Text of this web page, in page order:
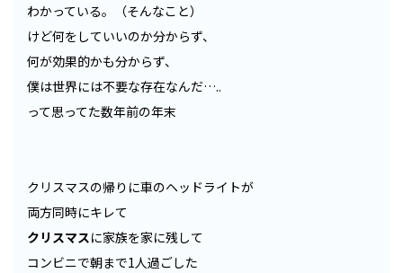
わかっている。（そんなこと）
けど何をしていいのか分からず、
何が効果的かも分からず、
僕は世界には不要な存在なんだ…..
って思ってた数年前の年末
クリスマスの帰りに車のヘッドライトが
両方同時にキレて
クリスマスに家族を家に残して
コンビニで朝まで1人過ごした